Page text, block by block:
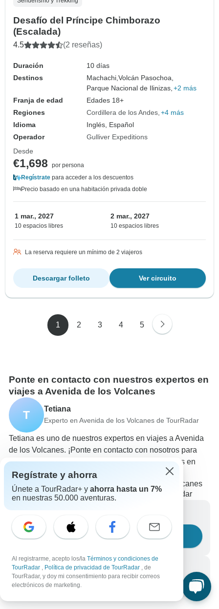
Desafío del Príncipe Chimborazo
(Escalada)
4.5 (2 reseñas)
Duración
10 días
Destinos
Machachi,Volcán Pasochoa,
Parque Nacional de Ilinizas, +2 más
Franja de edad
Edades 18+
Regiones
Cordillera de los Andes +4 más
Idioma
Inglés, Español
Operador
Gulliver Expeditions
Desde
€1,698
por persona
Regístrate para acceder a los descuentos
Precio basado en una habitación privada doble
1 mar., 2027
10 espacios libres
2 mar., 2027
10 espacios libres
La reserva requiere un mínimo de 2 viajeros
Ver circuito
Descargar folleto
1 2 3 4 5
Ponte en contacto con nuestros expertos en
viajes a Avenida de los Volcanes
T Tetiana
Experto en Avenida de los Volcanes de TourRadar
Tetiana es uno de nuestros expertos en viajes a Avenida
de los Volcanes. ¡Ponte en contacto con nosotros para
responder a todas tus preguntas sobre los circuitos en
Avenida de los Volcanes!
Elige entre +97 circuitos en Avenida de los Volcanes
194 reseñas verificadas de clientes de TourRadar
Haznos una pregunta
Llámanos
+34 933 938 984
Regístrate y ahorra
Únete a TourRadar+ y ahorra hasta un 7%
en nuestras 50.000 aventuras.
Al registrarme, acepto los/la Términos y condiciones de
TourRadar , Política de privacidad de TourRadar , de
TourRadar, y doy mi consentimiento para recibir correos
electrónicos de marketing.